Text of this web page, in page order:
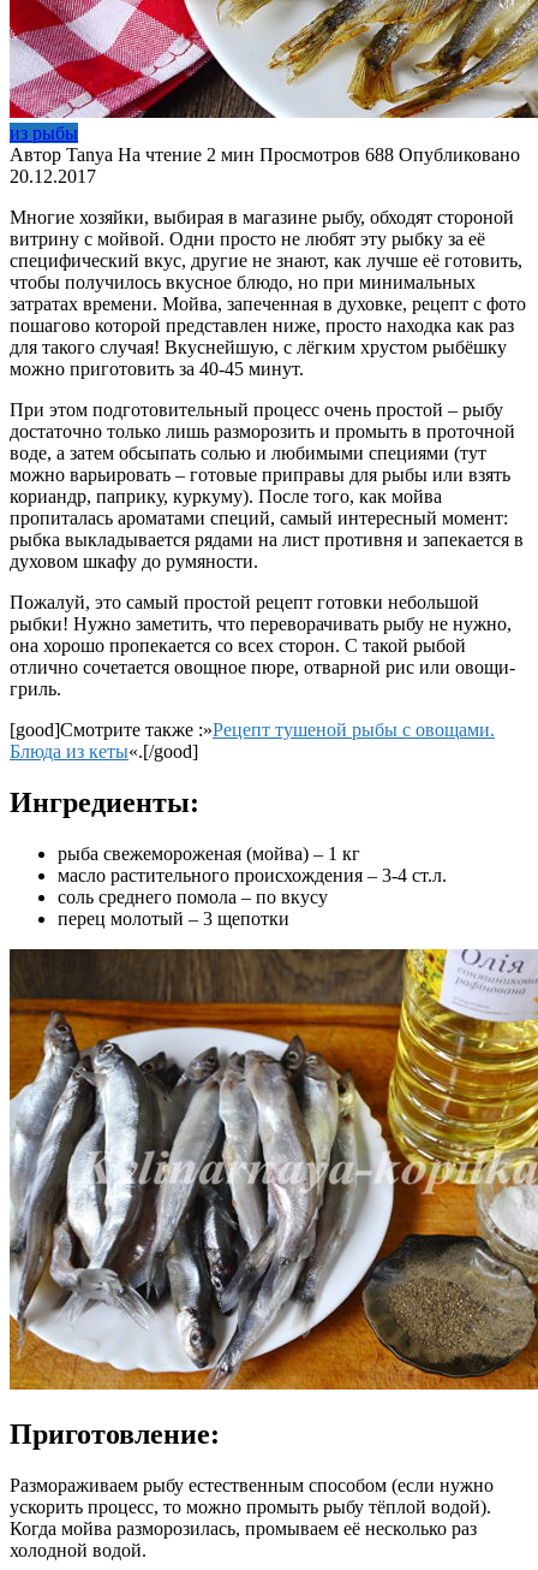
из рыбы
Автор Tanya На чтение 2 мин Просмотров 688 Опубликовано
20.12.2017
Многие хозяйки, выбирая в магазине рыбу, обходят стороной
витрину с мойвой. Одни просто не любят эту рыбку за её
специфический вкус, другие не знают, как лучше её готовить,
чтобы получилось вкусное блюдо, но при минимальных
затратах времени. Мойва, запеченная в духовке, рецепт с фото
пошагово которой представлен ниже, просто находка как раз
для такого случая! Вкуснейшую, с лёгким хрустом рыбёшку
можно приготовить за 40-45 минут.
При этом подготовительный процесс очень простой – рыбу
достаточно только лишь разморозить и промыть в проточной
воде, а затем обсыпать солью и любимыми специями (тут
можно варьировать – готовые приправы для рыбы или взять
кориандр, паприку, куркуму). После того, как мойва
пропиталась ароматами специй, самый интересный момент:
рыбка выкладывается рядами на лист противня и запекается в
духовом шкафу до румяности.
Пожалуй, это самый простой рецепт готовки небольшой
рыбки! Нужно заметить, что переворачивать рыбу не нужно,
она хорошо пропекается со всех сторон. С такой рыбой
отлично сочетается овощное пюре, отварной рис или овощи-
гриль.
[good]Смотрите также :»Рецепт тушеной рыбы с овощами.
Блюда из кеты«.[/good]
Ингредиенты:
рыба свежемороженая (мойва) – 1 кг
масло растительного происхождения – 3-4 ст.л.
соль среднего помола – по вкусу
перец молотый – 3 щепотки
Приготовление:
Размораживаем рыбу естественным способом (если нужно
ускорить процесс, то можно промыть рыбу тёплой водой).
Когда мойва разморозилась, промываем её несколько раз
холодной водой.